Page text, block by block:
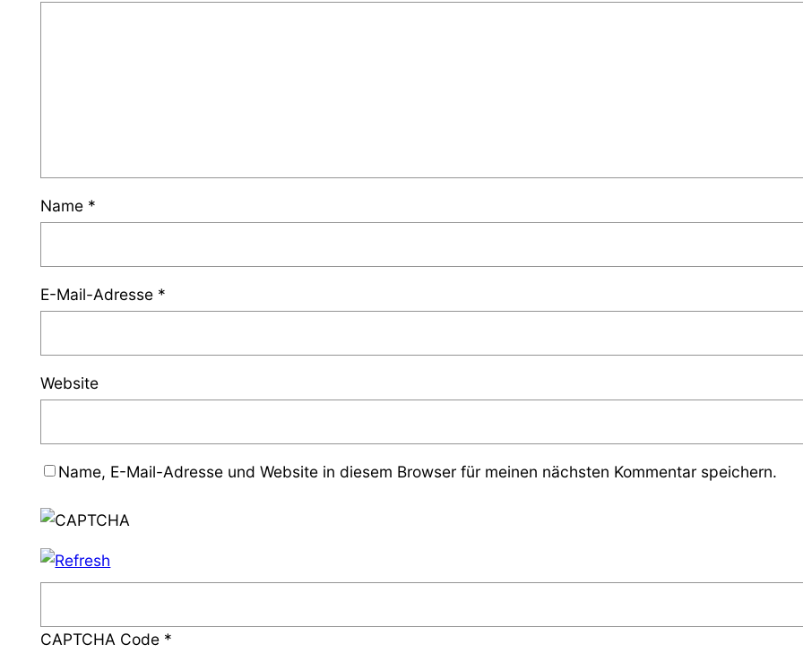
Name *
E-Mail-Adresse *
Website
Name, E-Mail-Adresse und Website in diesem Browser für meinen nächsten Kommentar speichern.
CAPTCHA Code *